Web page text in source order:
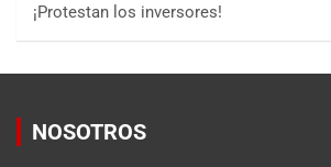
¡Protestan los inversores!
NOSOTROS